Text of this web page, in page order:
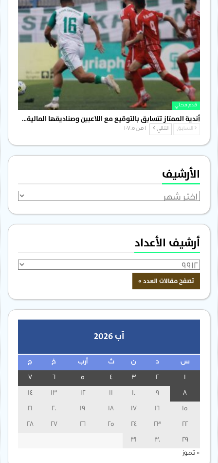
قدم محلي
أندية الممتاز تتسابق بالتوقيع مع اللاعبين وصناديقها المالية…
السابق التالي
الأرشيف
الأرشيف
أرشيف الأعداد
آب 2026
س ن ث أرب خ ج
3
13
14
15
16
17
18
19
20
21
22
23
24
25
26
27
28
29
30
31
« تموز